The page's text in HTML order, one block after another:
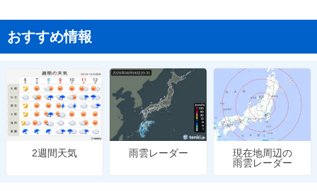
おすすめ情報
2週間天気 雨雲レーダー
現在地周辺の
雨雲レーダー